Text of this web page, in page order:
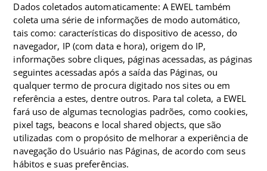
Dados coletados automaticamente: A EWEL também
coleta uma série de informações de modo automático,
tais como: características do dispositivo de acesso, do
navegador, IP (com data e hora), origem do IP,
informações sobre cliques, páginas acessadas, as páginas
seguintes acessadas após a saída das Páginas, ou
qualquer termo de procura digitado nos sites ou em
referência a estes, dentre outros. Para tal coleta, a EWEL
fará uso de algumas tecnologias padrões, como cookies,
pixel tags, beacons e local shared objects, que são
utilizadas com o propósito de melhorar a experiência de
navegação do Usuário nas Páginas, de acordo com seus
hábitos e suas preferências.